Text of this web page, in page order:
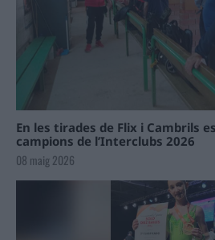
En les tirades de Flix i Cambrils
campions de l’Interclubs 2026
08 maig 2026